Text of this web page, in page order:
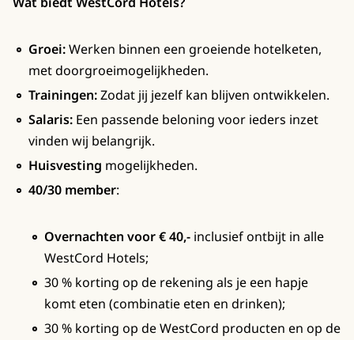
Groei:Werken binnen een groeiende hotelketen,
met doorgroeimogelijkheden.
Trainingen:Zodat jij jezelf kan blijven ontwikkelen.
Salaris: Een passende beloning voor ieders inzet
vinden wij belangrijk.
Huisvesting mogelijkheden.
40/30 member:
Overnachten voor € 40,- inclusief ontbijt in alle
WestCord Hotels;
30 % korting op de rekening als je een hapje
komt eten (combinatie eten en drinken);
30 % korting op de WestCord producten en op de